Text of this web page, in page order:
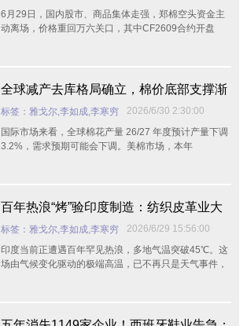
6月29日，国内股市、商品集体走强，郑棉空头资金主
动离场，价格重回万六关口，其中CF2609合约开盘
全球减产去库格局确立，棉价底部支撑渐
强——下半年棉花市场走势深度解析
标签：雅戈尔,李如成,李寒穷
2026/6/30 2:30:00
国际市场来看，全球棉花产量 26/27 年度预计产量下调
3.2%，需求预期可能会下调。美棉市场，本年
百年热浪“烤”验印度制造：纺织皮革业大
面积停摆，中国供应链迎来“意外窗口
期”？
标签：雅戈尔,李如成,李寒穷
2026/6/29 15:56:00
印度当前正遭遇百年罕见热浪，多地气温突破45℃。这
场由气候变化驱动的极端高温，已不再只是天气事件，